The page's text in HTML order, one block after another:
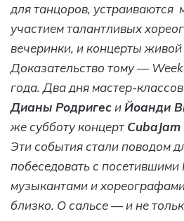
для танцоров, устраиваются
участием талантливых
вечеринки, и концерты
Доказательство тому —
года. Два дня мастер-
Дианы Родригес иЙоанди
же субботу концертCubaJam
Эти события стали поводом
побеседовать с
музыкантами и
близко. О сальсе — и не